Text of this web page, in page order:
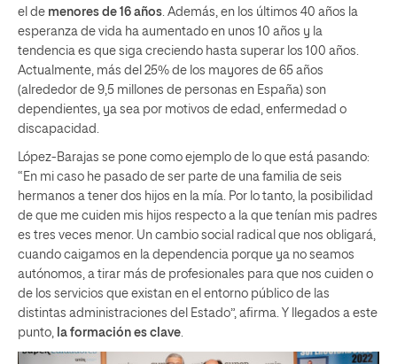
el de menores de 16 años. Además, en los últimos 40 años la
esperanza de vida ha aumentado en unos 10 años y la
tendencia es que siga creciendo hasta superar los 100 años.
Actualmente, más del 25% de los mayores de 65 años
(alrededor de 9,5 millones de personas en España) son
dependientes, ya sea por motivos de edad, enfermedad o
discapacidad.
López-Barajas se pone como ejemplo de lo que está pasando:
“En mi caso he pasado de ser parte de una familia de seis
hermanos a tener dos hijos en la mía. Por lo tanto, la posibilidad
de que me cuiden mis hijos respecto a la que tenían mis padres
es tres veces menor. Un cambio social radical que nos obligará,
cuando caigamos en la dependencia porque ya no seamos
autónomos, a tirar más de profesionales para que nos cuiden o
de los servicios que existan en el entorno público de las
distintas administraciones del Estado”, afirma. Y llegados a este
punto, la formación es clave.